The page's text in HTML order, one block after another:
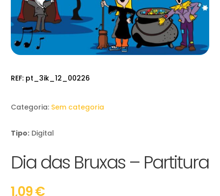
REF: pt_3ik_12_00226
Categoria: Sem categoria
Tipo: Digital
Dia das Bruxas – Partitura
1,09€